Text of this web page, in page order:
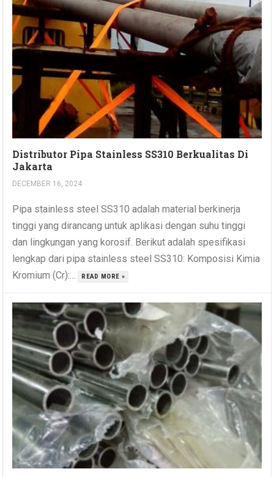
Distributor Pipa Stainless SS310 Berkualitas Di
Jakarta
DECEMBER 16, 2024
Pipa stainless steel SS310 adalah material berkinerja
tinggi yang dirancang untuk aplikasi dengan suhu tinggi
dan lingkungan yang korosif. Berikut adalah spesifikasi
lengkap dari pipa stainless steel SS310: Komposisi Kimia
Kromium (Cr):...
READ MORE »